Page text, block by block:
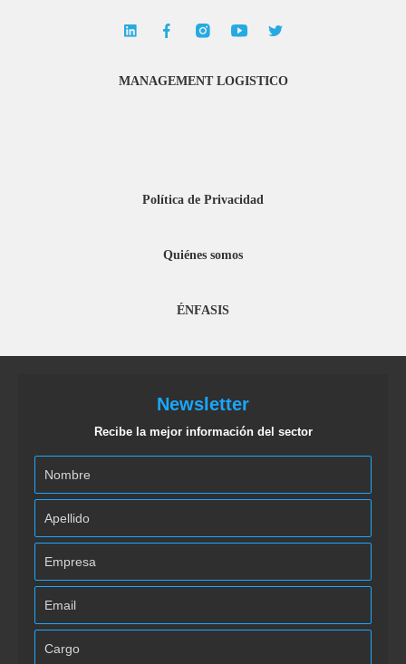
MANAGEMENT LOGISTICO
Política de Privacidad
Quiénes somos
ÉNFASIS
Newsletter
Recibe la mejor información del sector